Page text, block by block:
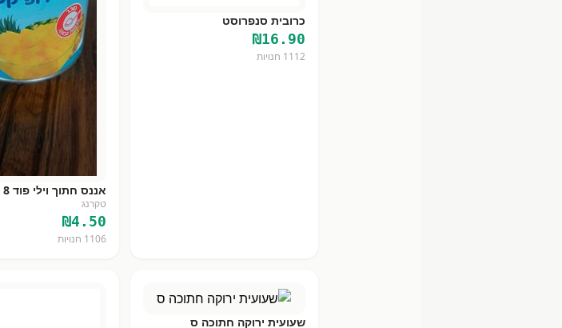
כרובית סנפרוסט
₪16.90
1112 חנויות
אננס חתוך וילי פוד 8
טקרנג
₪4.50
1106 חנויות
שעועית ירוקה חתוכה ס